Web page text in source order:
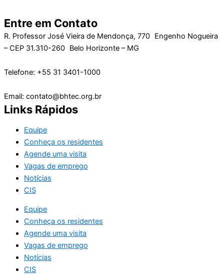
Entre em Contato
R. Professor José Vieira de Mendonça, 770 Engenho Nogueira
– CEP 31.310-260 Belo Horizonte – MG
Telefone: +55 31 3401-1000
Email: contato@bhtec.org.br
Links Rápidos
Equipe
Conheça os residentes
Agende uma visita
Vagas de emprego
Notícias
CIS
Equipe
Conheça os residentes
Agende uma visita
Vagas de emprego
Notícias
CIS